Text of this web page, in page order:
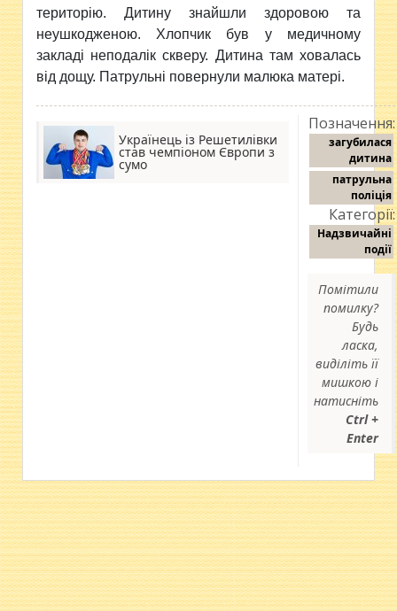
територію. Дитину знайшли здоровою та
неушкодженою. Хлопчик був у медичному
закладі неподалік скверу. Дитина там ховалась
від дощу. Патрульні повернули малюка матері.
Українець із Решетилівки
став чемпіоном Європи з
сумо
Позначення:
загубилася
дитина
патрульна
поліція
Категорії:
Надзвичайні
події
Помітили
помилку?
Будь
ласка,
виділіть її
мишкою і
натисніть
Ctrl +
Enter